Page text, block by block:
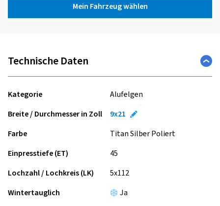
Mein Fahrzeug wählen
Technische Daten
Kategorie
Alufelgen
Breite / Durchmesser in Zoll
9x21
Farbe
Titan Silber Poliert
Einpresstiefe (ET)
45
Lochzahl / Lochkreis (LK)
5x112
Wintertauglich
Ja